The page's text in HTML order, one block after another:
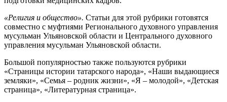
«Религия и общество». Статьи для этой рубрики готовятся
совместно с муфтиями Регионального духовного управления
мусульман Ульяновской области и Центрального духовного
управления мусульман Ульяновской области.
Большой популярностью также пользуются рубрики
«Страницы истории татарского народа», «Наши выдающиеся
земляки», «Семья – родник жизни», «Я – молодой», «Детская
страница», «Литературная страница».